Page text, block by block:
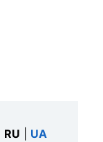
RU UA